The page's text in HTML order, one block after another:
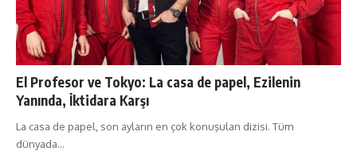
El Profesor ve Tokyo: La casa de papel, Ezilenin
Yanında, İktidara Karşı
La casa de papel, son ayların en çok konuşulan dizisi. Tüm
dünyada…